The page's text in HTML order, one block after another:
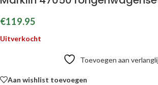
€119.95
Uitverkocht
Toevoegen aan
Aan wishlist toevoegen